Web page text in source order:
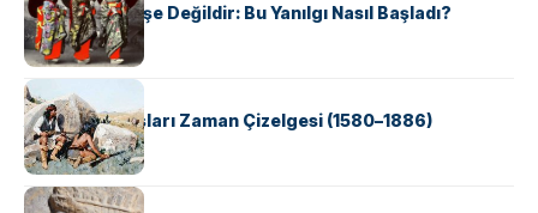
Geyşalar Fahişe Değildir: Bu Yanılgı Nasıl Başladı?
KÜLTÜR
Apache Savaşları Zaman Çizelgesi (1580–1886)
KÜLTÜR